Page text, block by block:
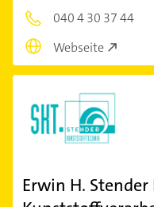
040 4 30 37 44
Webseite
Erwin H. Stender